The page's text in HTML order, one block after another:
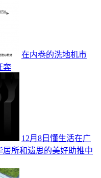
在内卷的洗地机市
奔
12月8日懂生活在广
所和遗思的美好助推中